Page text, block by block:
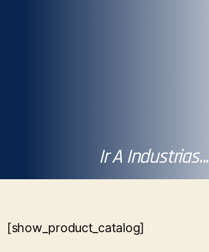
Ir A Industrias...
[show_product_catalog]